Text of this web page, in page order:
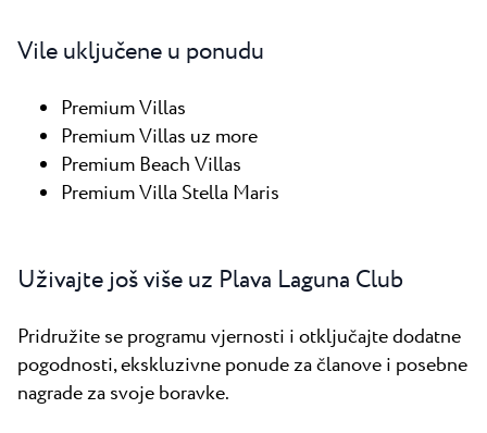
Vile uključene u ponudu
Premium Villas
Premium Villas uz more
Premium Beach Villas
Premium Villa Stella Maris
Uživajte još više uz Plava Laguna Club
Pridružite se programu vjernosti i otključajte dodatne
pogodnosti, ekskluzivne ponude za članove i posebne
nagrade za svoje boravke.